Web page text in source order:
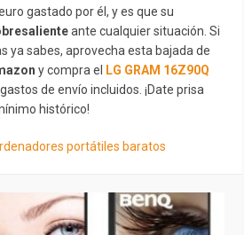
gastado por él, y es que su
ante cualquier situación. Si
ya sabes, aprovecha esta bajada de
y compra el LG GRAM 16Z90Q
de envío incluidos. ¡Date prisa
histórico!
portátiles baratos